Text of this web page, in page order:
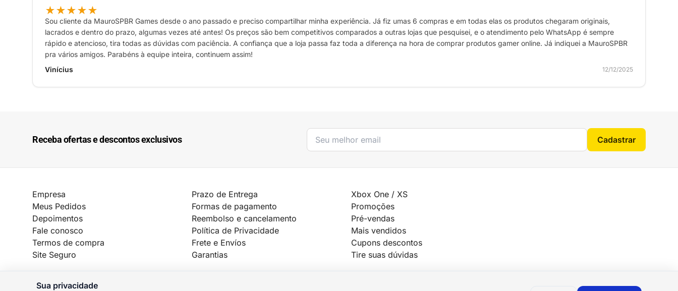
★★★★★
Sou cliente da MauroSPBR Games desde o ano passado e preciso compartilhar minha experiência. Já fiz umas 6 compras e em todas elas os produtos chegaram originais,
lacrados e dentro do prazo, algumas vezes até antes! Os preços são bem competitivos comparados a outras lojas que pesquisei, e o atendimento pelo WhatsApp é sempre
rápido e atencioso, tira todas as dúvidas com paciência. A confiança que a loja passa faz toda a diferença na hora de comprar produtos gamer online. Já indiquei a MauroSPBR
pra vários amigos. Parabéns à equipe inteira, continuem assim!
Vinícius
12/12/2025
Receba ofertas e descontos exclusivos Cadastrar
Empresa
Meus Pedidos
Depoimentos
Fale conosco
Termos de compra
Site Seguro
Prazo de Entrega
Formas de pagamento
Reembolso e cancelamento
Política de Privacidade
Frete e Envíos
Garantias
Xbox One / XS
Promoções
Pré-vendas
Mais vendidos
Cupons descontos
Tire suas dúvidas
Sua privacidade